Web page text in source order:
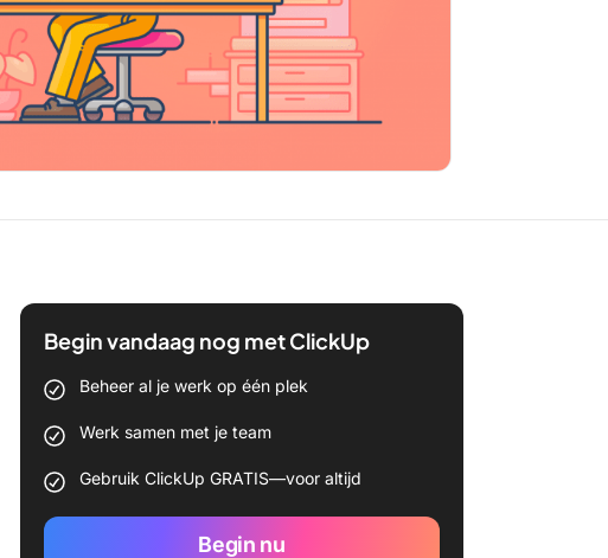
Begin vandaag nog met ClickUp
Beheer al je werk op één plek
Werk samen met je team
Gebruik ClickUp GRATIS—voor altijd
Begin nu